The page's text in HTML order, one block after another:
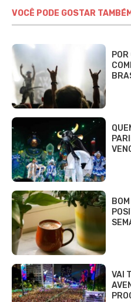
VOCÊ PODE GOSTAR TAMBÉM
VAI